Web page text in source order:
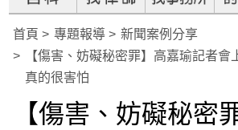
首頁 專題報導
新聞案例分享
【傷害、妨礙秘密罪】高嘉瑜記者會
真的很害怕
【傷害、妨礙秘密